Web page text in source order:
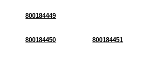
800184449
800184450 800184451